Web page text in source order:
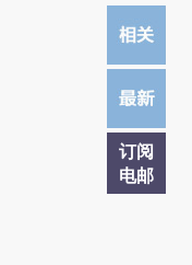
订阅
电邮